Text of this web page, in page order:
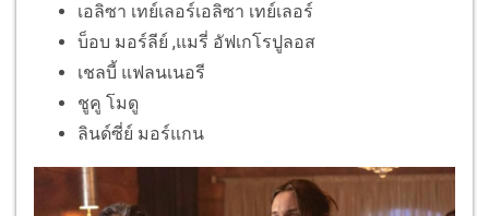
เอลิซา เทย์เลอร์เอลิซา เทย์เลอร์
บ็อบ มอร์ลีย์ ,แมรี่ อัฟเกโรปูลอส
เชลบี้ แฟลนเนอรี
ชูคู โมดู
ลินด์ซี่ย์ มอร์แกน